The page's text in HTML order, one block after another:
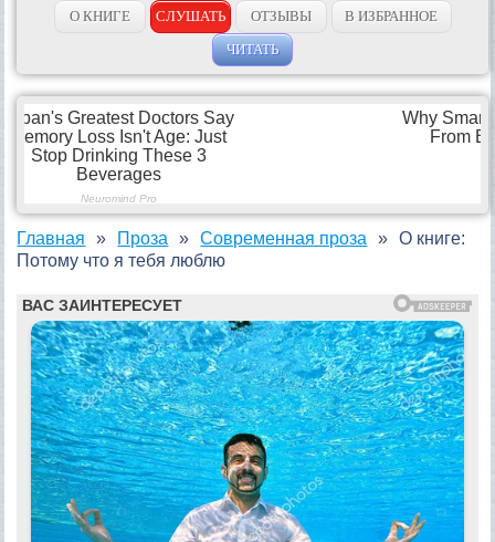
И чем объяснить странное...
О КНИГЕ СЛУШАТЬ ОТЗЫВЫ
В ИЗБРАННОЕ
ЧИТАТЬ
Главная Проза Современная проза
О книге:
Потому что я тебя люблю